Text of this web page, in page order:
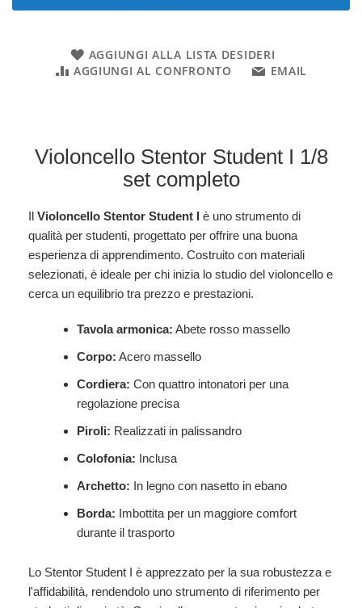
AGGIUNGI ALLA LISTA DESIDERI
AGGIUNGI AL CONFRONTO
EMAIL
Violoncello Stentor Student I 1/8
set completo
Il Violoncello Stentor Student I è uno strumento di
qualità per studenti, progettato per offrire una buona
esperienza di apprendimento. Costruito con materiali
selezionati, è ideale per chi inizia lo studio del violoncello e
cerca un equilibrio tra prezzo e prestazioni.
Tavola armonica: Abete rosso massello
Corpo: Acero massello
Cordiera: Con quattro intonatori per una
regolazione precisa
Piroli: Realizzati in palissandro
Colofonia: Inclusa
Archetto: In legno con nasetto in ebano
Borda: Imbottita per un maggiore comfort
durante il trasporto
Lo Stentor Student I è apprezzato per la sua robustezza e
l'affidabilità, rendendolo uno strumento di riferimento per